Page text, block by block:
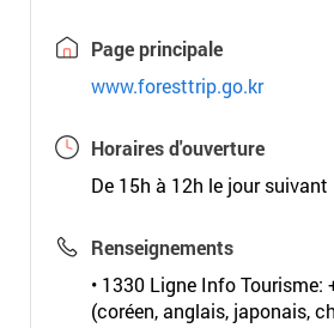
Page principale
www.foresttrip.go.kr
Horaires d'ouverture
De 15h à 12h le jour suivant
Renseignements
• 1330 Ligne Info Tourisme:
(coréen, anglais, japonais,